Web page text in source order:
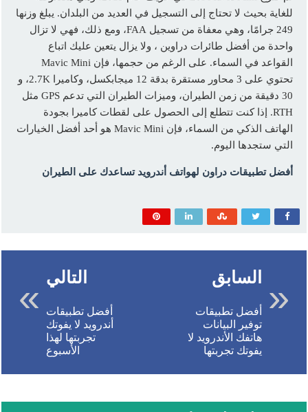
للغاية بحيث لا تحتاج إلى التسجيل في العديد من البلدان. يبلغ وزنها
249 جرامًا، وهي معفاة من تسجيل FAA، ومع ذلك، فهي لا تزال
واحدة من أفضل طائرات دراوين ، ولا يزال يتعين عليك اتباع
القواعد في السماء. على الرغم من حجمها، فإن Mavic Mini
تحتوي على 3 محاور مستقرة بدقة 12 ميجابكسل، وكاميرا 2.7K، و
30 دقيقة من زمن الطيران، وميزات الطيران التي تدعم GPS مثل
RTH. إذا كنت تتطلع إلى الحصول على لقطات كاميرا بجودة
الهاتف الذكي من السماء، فإن Mavic Mini هو أحد أفضل الخيارات
التي ستجدها اليوم.
أفضل تطبيقات دراون لهواتف أندرويد تساعدك على الطيران
السابق
أفضل تطبيقات
توفير البيانات
هاتفك الأندرويد لا
يفوتك تجربتها
التالي
أفضل تطبيقات
أندرويد لا يفوتك
تجربتها لهذا
الأسبوع